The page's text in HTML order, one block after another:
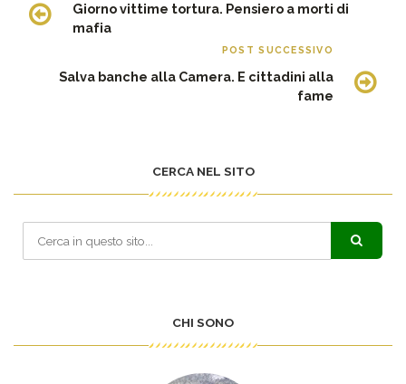
Giorno vittime tortura. Pensiero a morti di
mafia
POST SUCCESSIVO
Salva banche alla Camera. E cittadini alla
fame
CERCA NEL SITO
CHI SONO